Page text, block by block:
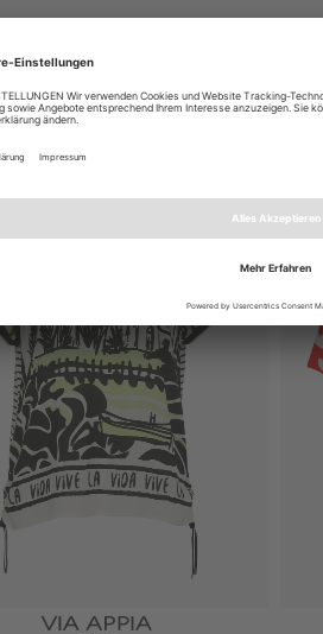
Beinen und Bundfalte für
AUCH GEFALLEN